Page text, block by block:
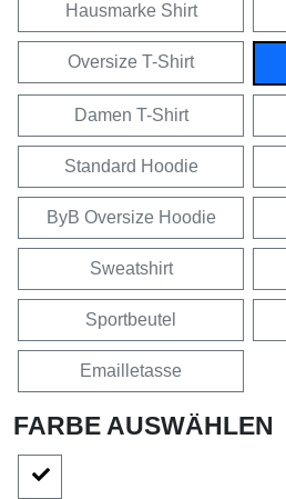
Hausmarke Shirt
Oversize T-Shirt
Damen T-Shirt
Standard Hoodie
ByB Oversize Hoodie
Sweatshirt
Sportbeutel
Emailletasse
FARBE AUSWÄHLEN